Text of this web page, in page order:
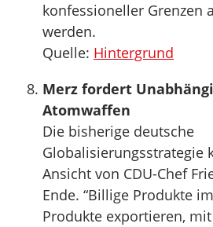
konfessioneller Grenzen
werden.
Quelle: Hintergrund
Merz fordert
Atomwaffen
Die bisherige deutsche
Globalisierungsstrategie
Ansicht von CDU-Chef
Ende. “Billige Produkte
Produkte exportieren,